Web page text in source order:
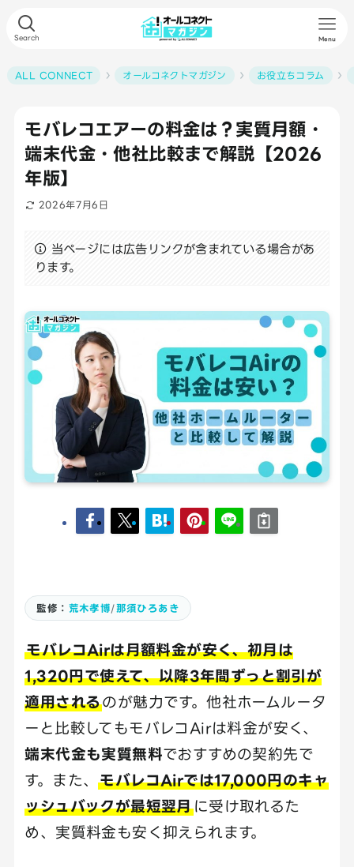
Search Menu
ALL CONNECT オールコネクトマガジン お役立ちコラム
モバレコエアーの料金は？実質月額・
端末代金・他社比較まで解説【2026
年版】
2026年7月6日
当ページには広告リンクが含まれている場合があ
ります。
監修： 荒木孝博/那須ひろあき
モバレコAirは月額料金が安く、初月は
1,320円で使えて、以降3年間ずっと割引が
適用されるのが魅力です。他社ホームルータ
ーと比較してもモバレコAirは料金が安く、
端末代金も実質無料でおすすめの契約先で
す。また、モバレコAirでは17,000円のキャ
ッシュバックが最短翌月に受け取れるた
め、実質料金も安く抑えられます。